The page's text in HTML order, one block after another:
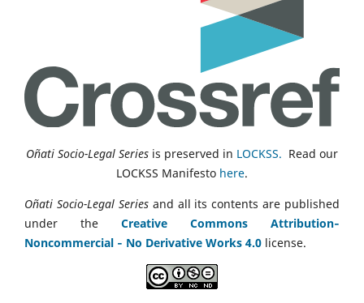
Oñati Socio-Legal Series is preserved in LOCKSS. Read our
LOCKSS Manifesto here.
Oñati Socio-Legal Seriesand all its contents are published
under the Creative Commons Attribution‑
Noncommercial ‑ No Derivative Works 4.0 license.